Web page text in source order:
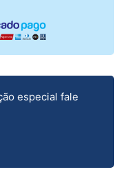
especial fale